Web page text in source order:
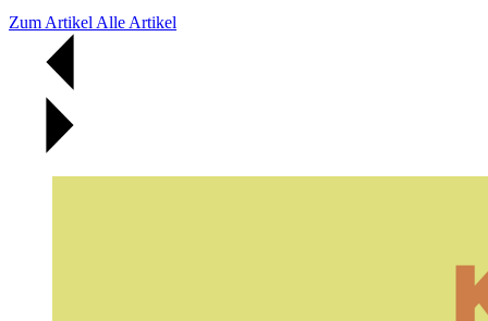
Zum Artikel Alle Artikel